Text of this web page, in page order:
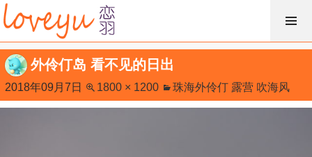
跳
过
内
容
外伶仃岛 看不见的日出
2018年09月7日 1800 × 1200 珠海外伶仃 露营 吹海风